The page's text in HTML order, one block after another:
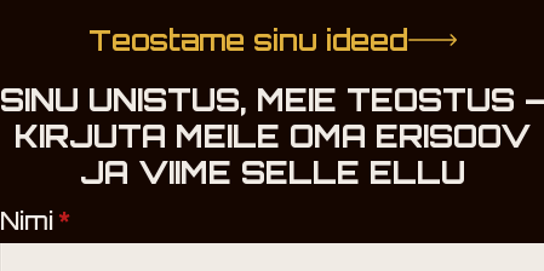
Teostame sinu ideed
SINU UNISTUS, MEIE TEOSTUS –
KIRJUTA MEILE OMA ERISOOV
JA VIIME SELLE ELLU
Nimi *